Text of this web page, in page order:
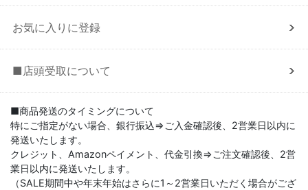
お気に入りに登録
■店頭受取について
■商品発送のタイミングについて
特にご指定がない場合、銀行振込⇒ご入金確認後、2営業日以内に
発送いたします。
クレジット、Amazonペイメント、代金引換⇒ご注文確認後、2営
業日以内に発送いたします。
（SALE期間中や年末年始はさらに1～2営業日いただく場合がござ